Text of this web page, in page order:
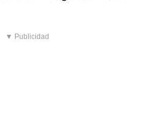
▼ Publicidad